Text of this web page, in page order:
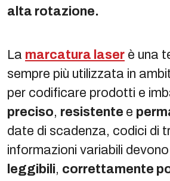
alta rotazione.
La marcatura laser è una
sempre più utilizzata in
per codificare prodotti e
preciso, resistente e
date di scadenza, codici di
informazioni variabili
leggibili, correttamente